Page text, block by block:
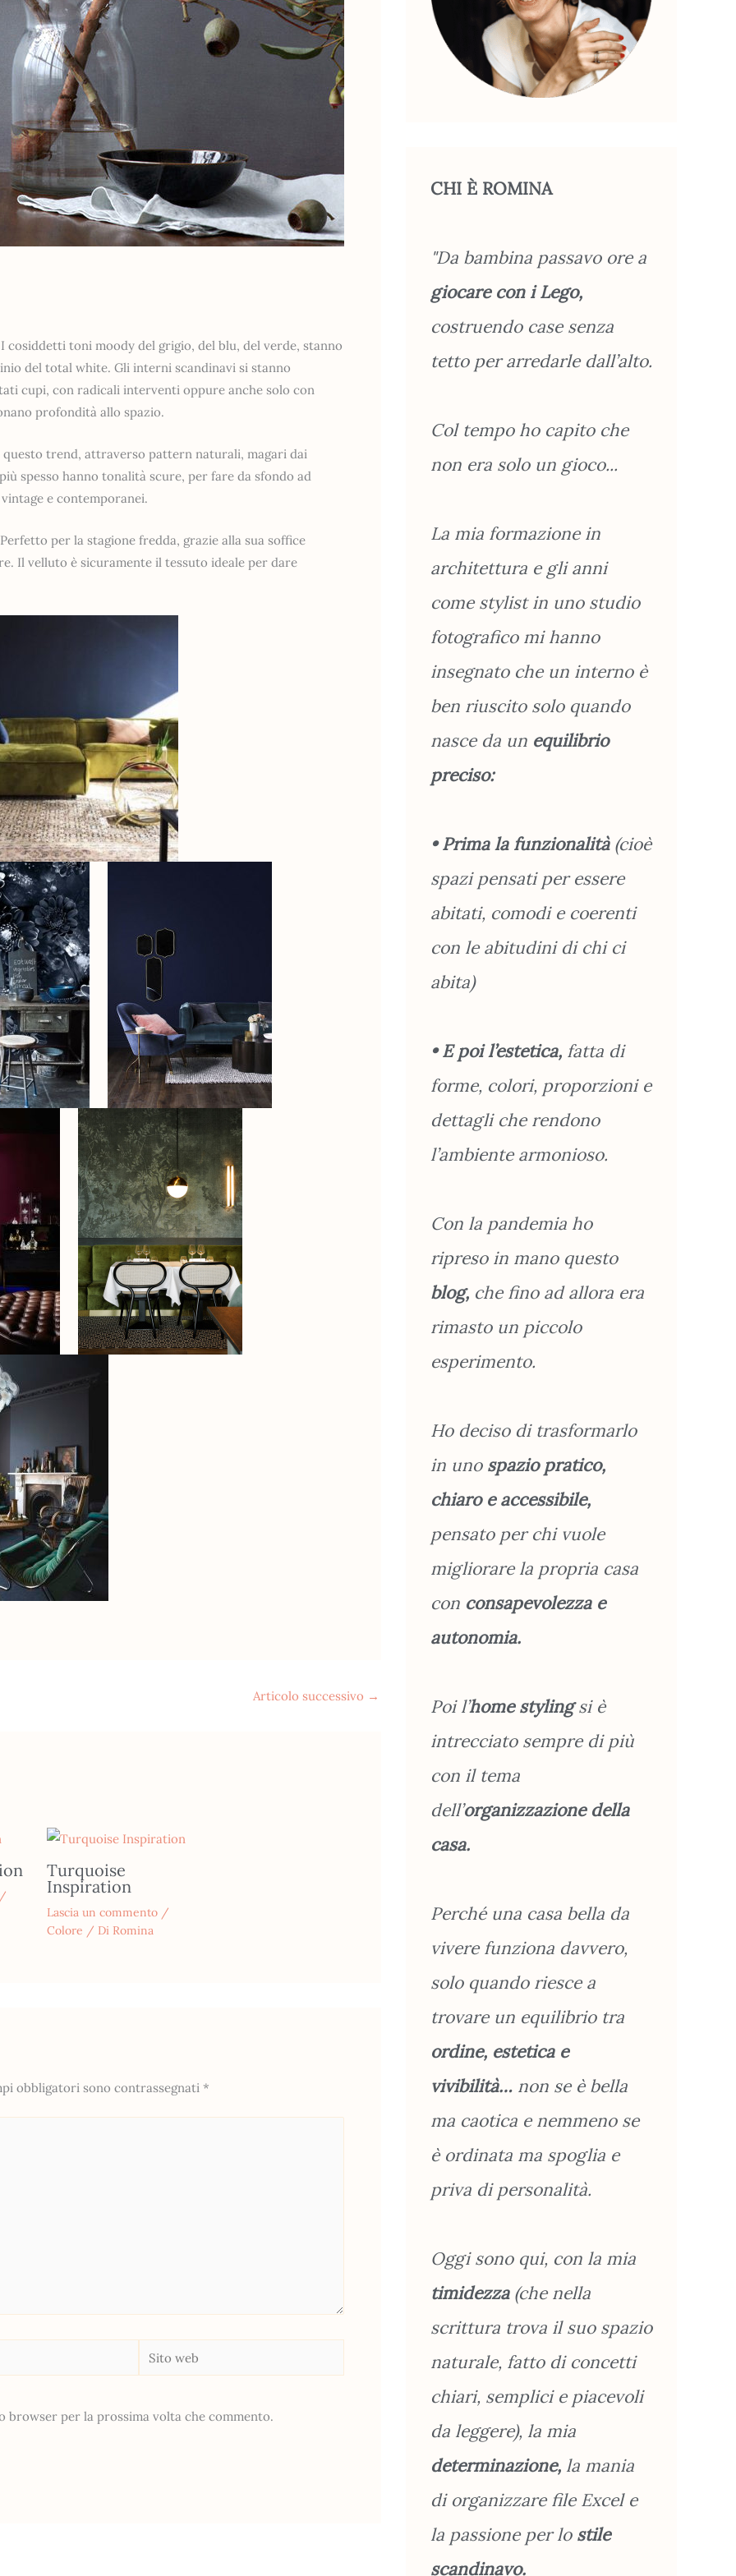
toni moody del grigio, del blu, del verde, stanno
del total white. Gli interni scandinavi si stanno
cupi, con radicali interventi oppure anche solo con
profondità allo spazio.
trend, attraverso pattern naturali, magari dai
spesso hanno tonalità scure, per fare da sfondo ad
e contemporanei.
per la stagione fredda, grazie alla sua soffice
Il velluto è sicuramente il tessuto ideale per dare
Articolo successivo →
/
Turquoise
Inspiration
Lascia un commento /
Colore / Di Romina
obbligatori sono contrassegnati *
Sito
web
browser per la prossima volta che commento.
CHI È ROMINA
"Da bambina passavo ore a
giocare con i Lego,
costruendo case senza
tetto per arredarle dall’alto.
Col tempo ho capito che
non era solo un gioco...
La mia formazione in
architettura e gli anni
come stylist in uno studio
fotografico mi hanno
insegnato che un interno è
ben riuscito solo quando
nasce da un equilibrio
preciso:
• Prima la funzionalità(cioè
spazi pensati per essere
abitati, comodi e coerenti
con le abitudini di chi ci
abita)
• E poi l’estetica, fatta di
forme, colori, proporzioni e
dettagli che rendono
l’ambiente armonioso.
Con la pandemia ho
ripreso in mano questo
blog, che fino ad allora era
rimasto un piccolo
esperimento.
Ho deciso di trasformarlo
in unospazio pratico,
chiaro e accessibile,
pensato per chi vuole
migliorare la propria casa
con consapevolezza e
autonomia.
Poi l’home stylingsi è
intrecciato sempre di più
con il tema
dell’organizzazione della
casa.
Perché una casa bella da
vivere funziona davvero,
solo quando riesce a
trovare un equilibrio tra
ordine, estetica e
vivibilità… non se è bella
ma caotica e nemmeno se
è ordinata ma spoglia e
priva di personalità.
Oggi sono qui, con la mia
timidezza (che nella
scrittura trova il suo spazio
naturale, fatto di concetti
chiari, semplici e piacevoli
da leggere), la mia
determinazione, la mania
di organizzare file Excel e
la passione per lo stile
scandinavo.